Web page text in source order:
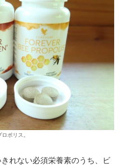
ポリス。
れない必須栄養素のうち、ビ